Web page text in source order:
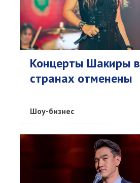
Концерты Шакиры
странах отменены
Шоу-бизнес